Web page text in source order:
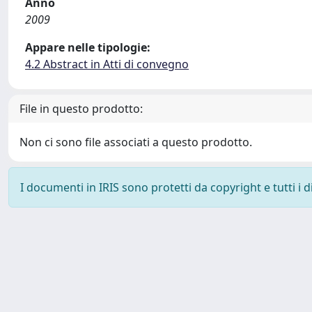
2009
Appare nelle tipologie:
4.2 Abstract in Atti di convegno
File in questo prodotto:
Non ci sono file associati a questo prodotto.
I documenti in IRIS sono protetti da copyright e tutti i